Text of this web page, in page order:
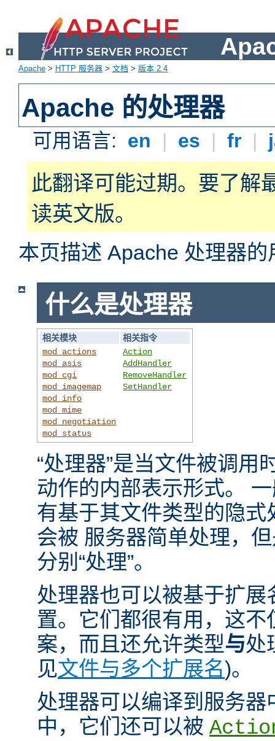
Apache > HTTP 服务器 > 文档 > 版本 2.4
Apache 的处理器
可用语言: en | es | fr |
此翻译可能过期。要了解
读英文版。
本页描述 Apache 处理器的
什么是处理器
相关模块
相关指令
mod_actions
mod_asis
mod_cgi
mod_imagemap
mod_info
mod_mime
mod_negotiation
mod_status
Action
AddHandler
RemoveHandler
SetHandler
“处理器”是当文件被调用
动作的内部表示形式。
有基于其文件类型的隐
会被 服务器简单处理，
分别“处理”。
处理器也可以被基于扩
置。它们都很有用，这
案，而且还允许类型与处
见文件与多个扩展名)。
处理器可以编译到服务
中，它们还可以被